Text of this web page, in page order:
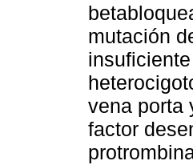
mutación
vena porta
factor